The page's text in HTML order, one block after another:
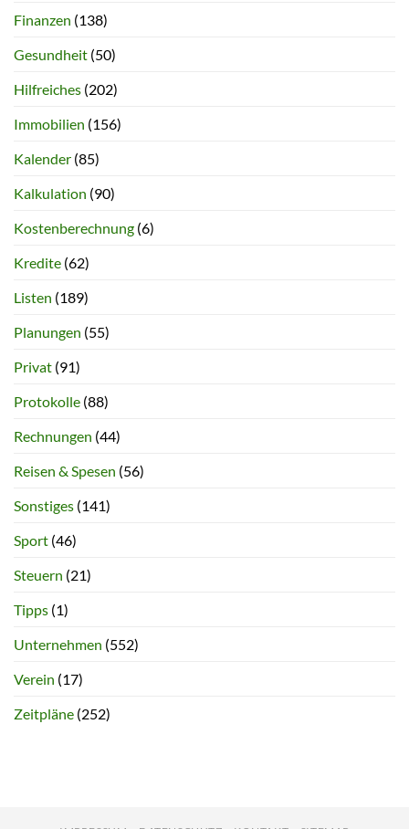
Finanzen (138)
Gesundheit (50)
Hilfreiches (202)
Immobilien (156)
Kalender (85)
Kalkulation (90)
Kostenberechnung (6)
Kredite (62)
Listen (189)
Planungen (55)
Privat (91)
Protokolle (88)
Rechnungen (44)
Reisen & Spesen (56)
Sonstiges (141)
Sport (46)
Steuern (21)
Tipps (1)
Unternehmen (552)
Verein (17)
Zeitpläne (252)